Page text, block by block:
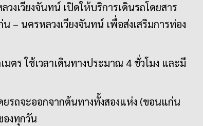
งเวียงจันทน์ เปิดให้บริการเดินรถโดยสาร
– นครหลวงเวียงจันทน์ เพื่อส่งเสริมการท่อง
มตร ใช้เวลาเดินทางประมาณ 4 ชั่วโมง และมี
ยรถจะออกจากต้นทางทั้งสองแห่ง (ขอนแก่น
องทุกวัน